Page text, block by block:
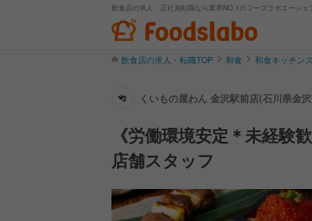
飲食店の求人・正社員転職なら業界NO.1のフーズラボエージェ
飲食店の求人・転職TOP 和食 和食キッチン
くいもの屋わん 金沢駅前店(石川県金
《労働環境安定＊未経
店舗スタッフ